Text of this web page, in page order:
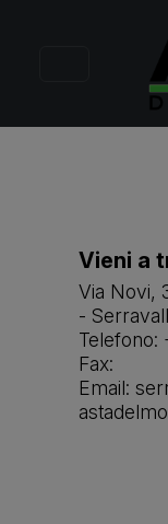
Vieni a
Via Novi,
-
Telefono:
Fax:
Email: